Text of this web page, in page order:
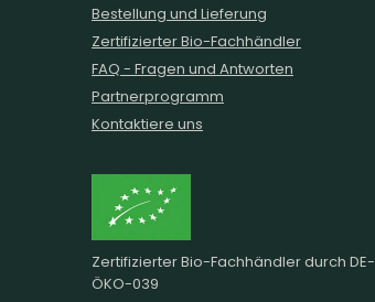
Bestellung und Lieferung
Zertifizierter Bio-Fachhändler
FAQ - Fragen und Antworten
Partnerprogramm
Kontaktiere uns
Zertifizierter Bio-Fachhändler durch DE-
ÖKO-039